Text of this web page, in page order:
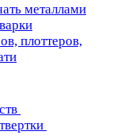
металлами
плоттеров,